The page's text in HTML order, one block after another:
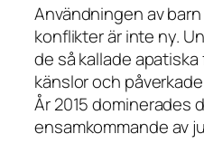
Användningen av
konflikter är inte ny.
de så kallade
känslor och
År 2015 dominerades
ensamkommande av